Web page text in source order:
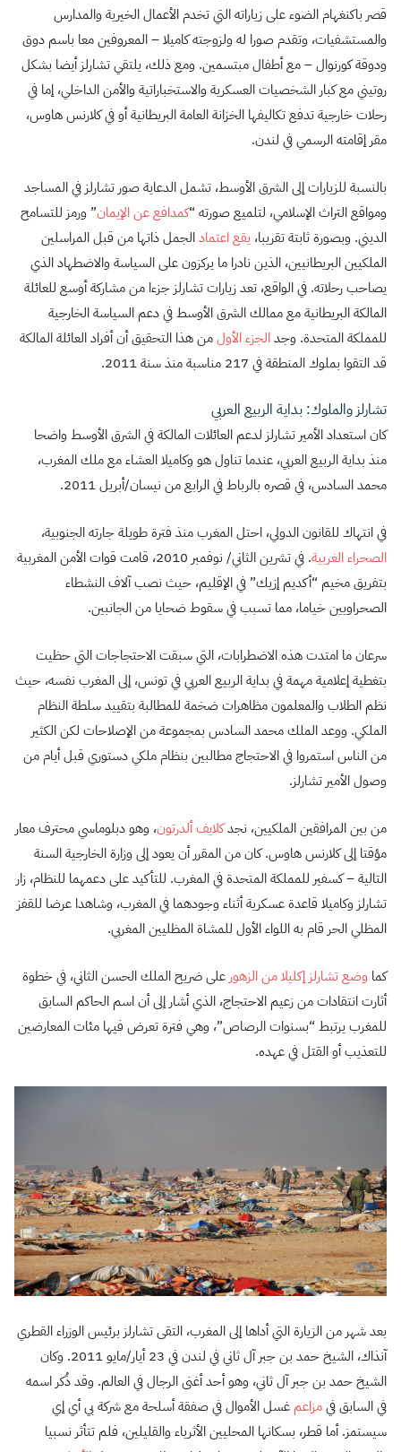
قصر باكنغهام الضوء على زياراته التي تخدم الأعمال الخيرية والمدارس
والمستشفيات، وتقدم صورا له ولزوجته كاميلا – المعروفين معا باسم دوق
ودوقة كورنوال – مع أطفال مبتسمين. ومع ذلك، يلتقي تشارلز أيضا بشكل
روتيني مع كبار الشخصيات العسكرية والاستخباراتية والأمن الداخلي، إما في
رحلات خارجية تدفع تكاليفها الخزانة العامة البريطانية أو في كلارنس هاوس،
مقر إقامته الرسمي في لندن.
بالنسبة للزيارات إلى الشرق الأوسط، تشمل الدعاية صور تشارلز في المساجد
ومواقع التراث الإسلامي، لتلميع صورته “كمدافع عن الإيمان” ورمز للتسامح
الديني. وبصورة ثابتة تقريبا، يقع اعتمادالجمل ذاتها من قبل المراسلين
الملكيين البريطانيين، الذين نادرا ما يركزون على السياسة والاضطهاد الذي
يصاحب رحلاته. في الواقع، تعد زيارات تشارلز جزءا من مشاركة أوسع للعائلة
المالكة البريطانية مع ممالك الشرق الأوسط في دعم السياسة الخارجية
للمملكة المتحدة. وجدالجزء الأولمن هذا التحقيق أن أفراد العائلة المالكة
قد التقوا بملوك المنطقة في 217 مناسبة منذ سنة 2011.
تشارلز والملوك: بداية الربيع العربي
كان استعداد الأمير تشارلز لدعم العائلات المالكة في الشرق الأوسط واضحا
منذ بداية الربيع العربي، عندما تناول هو وكاميلا العشاء مع ملك المغرب،
محمد السادس، في قصره بالرباط في الرابع من نيسان/أبريل 2011.
في انتهاك للقانون الدولي، احتل المغرب منذ فترة طويلة جارته الجنوبية،
الصحراء الغربية
. في تشرين الثاني/ نوفمبر 2010، قامت قوات الأمن المغربية
بتفريق مخيم “أكديم إزيك” في الإقليم، حيث نصب آلاف النشطاء
الصحراويين خياما، مما تسبب في سقوط ضحايا من الجانبين.
سرعان ما امتدت هذه الاضطرابات، التي سبقت الاحتجاجات التي حظيت
بتغطية إعلامية مهمة في بداية الربيع العربي في تونس، إلى المغرب نفسه، حيث
نظم الطلاب والمعلمون مظاهرات ضخمة للمطالبة بتقييد سلطة النظام
الملكي. ووعد الملك محمد السادس بمجموعة من الإصلاحات لكن الكثير
من الناس استمروا في الاحتجاج مطالبين بنظام ملكي دستوري قبل أيام من
وصول الأمير تشارلز.
من بين المرافقين الملكيين، نجدكلايف ألدرتون، وهو دبلوماسي محترف معار
مؤقتا إلى كلارنس هاوس. كان من المقرر أن يعود إلى وزارة الخارجية السنة
التالية – كسفير للمملكة المتحدة في المغرب. للتأكيد على دعمهما للنظام، زار
تشارلز وكاميلا قاعدة عسكرية أثناء وجودهما في المغرب، وشاهدا عرضا للقفز
المظلي الحر قام به اللواء الأول للمشاة المظليين المغربي.
كما وضع تشارلز إكليلا من الزهور على ضريح الملك الحسن الثاني، في خطوة
أثارت انتقادات من زعيم الاحتجاج، الذي أشار إلى أن اسم الحاكم السابق
للمغرب يرتبط “بسنوات الرصاص”، وهي فترة تعرض فيها مئات المعارضين
للتعذيب أو القتل في عهده.
بعد شهر من الزيارة التي أداها إلى المغرب، التقى تشارلز برئيس الوزراء القطري
آنذاك، الشيخ حمد بن جبر آل ثاني في لندن في 23 أيار/مايو 2011. وكان
الشيخ حمد بن جبر آل ثاني، وهو أحد أغنى الرجال في العالم. وقد ذُكر اسمه
في السابق فيمزاعم غسل الأموال في صفقة أسلحة مع شركة بي أي إي
سيستمز. أما قطر، بسكانها المحليين الأثرياء والقليلين، فلم تتأثر نسبيا